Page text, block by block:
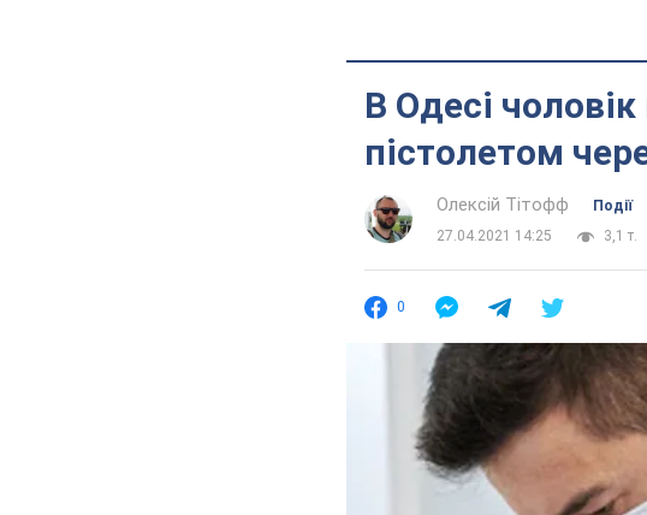
В Одесі
пістолетом
Олексій Тітофф
Події
27.04.2021 14:25
3,1 т.
0